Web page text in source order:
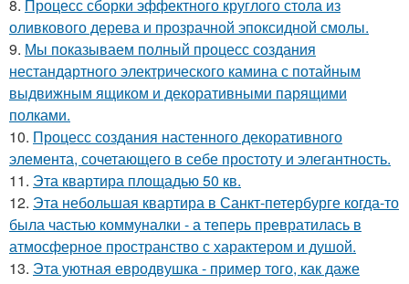
8. Процесс сборки эффектного круглого стола из
оливкового дерева и прозрачной эпоксидной смолы.
9. Мы показываем полный процесс создания
нестандартного электрического камина с потайным
выдвижным ящиком и декоративными парящими
полками.
10. Процесс создания настенного декоративного
элемента, сочетающего в себе простоту и элегантность.
11. Эта квартира площадью 50 кв.
12. Эта небольшая квартира в Санкт-петербурге когда-то
была частью коммуналки - а теперь превратилась в
атмосферное пространство с характером и душой.
13. Эта уютная евродвушка - пример того, как даже